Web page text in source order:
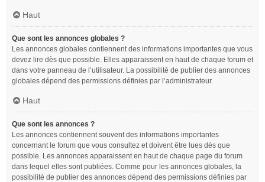
Haut
Que sont les annonces globales ?
Les annonces globales contiennent des informations importantes que vous
devez lire dès que possible. Elles apparaissent en haut de chaque forum et
dans votre panneau de l’utilisateur. La possibilité de publier des annonces
globales dépend des permissions définies par l’administrateur.
Haut
Que sont les annonces ?
Les annonces contiennent souvent des informations importantes
concernant le forum que vous consultez et doivent être lues dès que
possible. Les annonces apparaissent en haut de chaque page du forum
dans lequel elles sont publiées. Comme pour les annonces globales, la
possibilité de publier des annonces dépend des permissions définies par